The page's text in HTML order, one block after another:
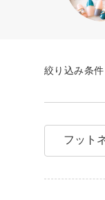
絞り込み条件
フット